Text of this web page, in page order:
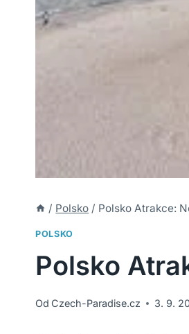
/ Polsko / Polsko Atrakce:
POLSKO
Polsko
Od Czech-Paradise.cz 3. 9.